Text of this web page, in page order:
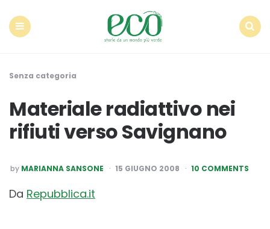
Senza categoria
Materiale radiattivo nei
rifiuti verso Savignano
POSTED
BY
by MARIANNA SANSONE 15 GIUGNO 2008 10 COMMENTS
Da Repubblica.it